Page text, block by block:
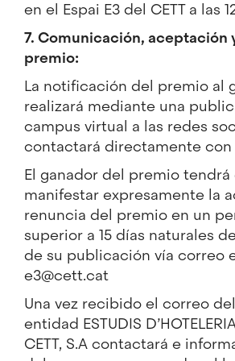
en el Espai E3 del CETT a las
7. Comunicación, aceptación
premio:
La notificación del premio al
realizará mediante una
campus virtual a las redes
contactará directamente con
El ganador del premio tendrá
manifestar expresamente la
renuncia del premio en un
superior a 15 días naturales
de su publicación vía correo
e3@cett.cat
Una vez recibido el correo
entidad ESTUDIS
CETT, S.A contactará e